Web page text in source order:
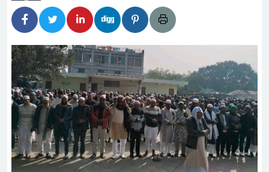
বাড়ীর মোঃ আঃ খালেকের ইন্তেকাল
ব্যবসায়িক অগ্রযাত্রায় নতুন অধ্যায়
স্থিতিশীল সরকার,প্রবাসীদের বিনিয়োগের এখনই
স্থিতিশীল সরকার,প্রবাসীদের বিনিয়োগের এখনই
নিচে গাঁজার ড্রাম, মাদক কারবারি আটক